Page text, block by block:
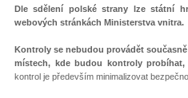
Dle sdělení polské strany lze státní
webových stránkách Ministerstva vnitra.
Kontroly se nebudou provádět
místech, kde budou kontroly
kontrol je především minimalizovat